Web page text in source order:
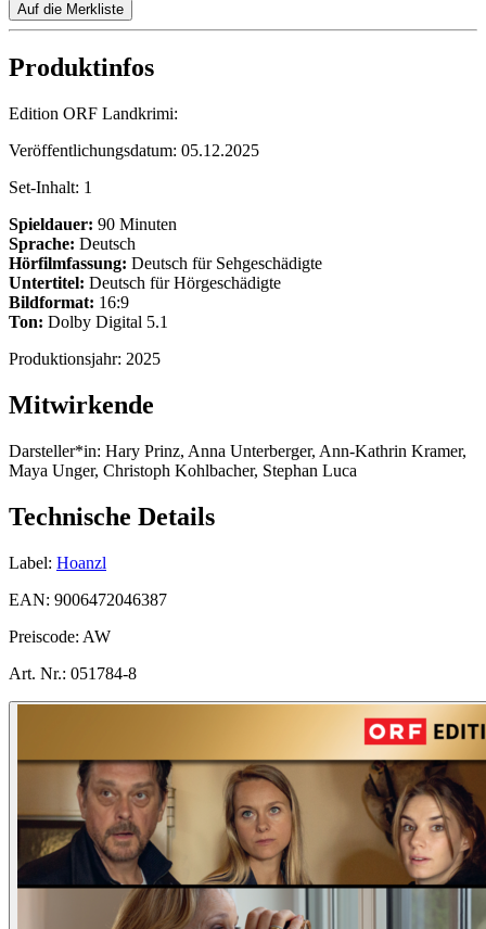
Auf die Merkliste
Produktinfos
Edition ORF Landkrimi:
Veröffentlichungsdatum: 05.12.2025
Set-Inhalt: 1
Spieldauer: 90 Minuten
Sprache: Deutsch
Hörfilmfassung: Deutsch für Sehgeschädigte
Untertitel: Deutsch für Hörgeschädigte
Bildformat: 16:9
Ton: Dolby Digital 5.1
Produktionsjahr: 2025
Mitwirkende
Darsteller*in: Hary Prinz, Anna Unterberger, Ann-Kathrin Kramer,
Maya Unger, Christoph Kohlbacher, Stephan Luca
Technische Details
Label: Hoanzl
EAN: 9006472046387
Preiscode: AW
Art. Nr.: 051784-8